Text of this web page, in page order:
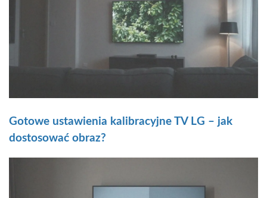
Gotowe ustawienia kalibracyjne TV LG – jak
dostosować obraz?